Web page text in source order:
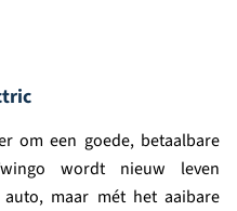
om een goede, betaalbare
wordt nieuw leven
maar mét het aaibare